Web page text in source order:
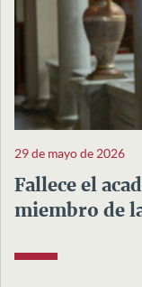
29 de mayo de 2026
Fallece el
miembro de